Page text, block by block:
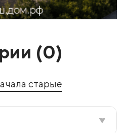
(0)
старые